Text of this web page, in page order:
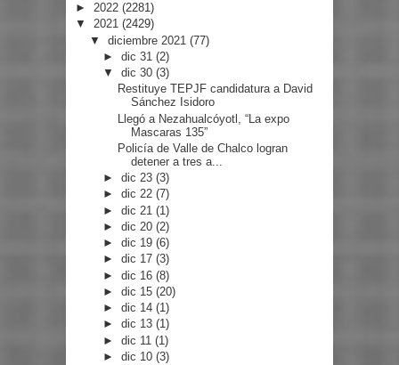
► 2022 (2281)
▼ 2021 (2429)
▼ diciembre 2021 (77)
►dic 31(2)
▼dic 30(3)
Restituye TEPJF candidatura a David
Sánchez Isidoro
Llegó a Nezahualcóyotl, “La expo
Mascaras 135”
Policía de Valle de Chalco logran
detener a tres a...
►dic 23(3)
►dic 22(7)
►dic 21(1)
►dic 20(2)
►dic 19(6)
►dic 17(3)
►dic 16(8)
►dic 15(20)
►dic 14(1)
►dic 13(1)
►dic 11(1)
►dic 10(3)